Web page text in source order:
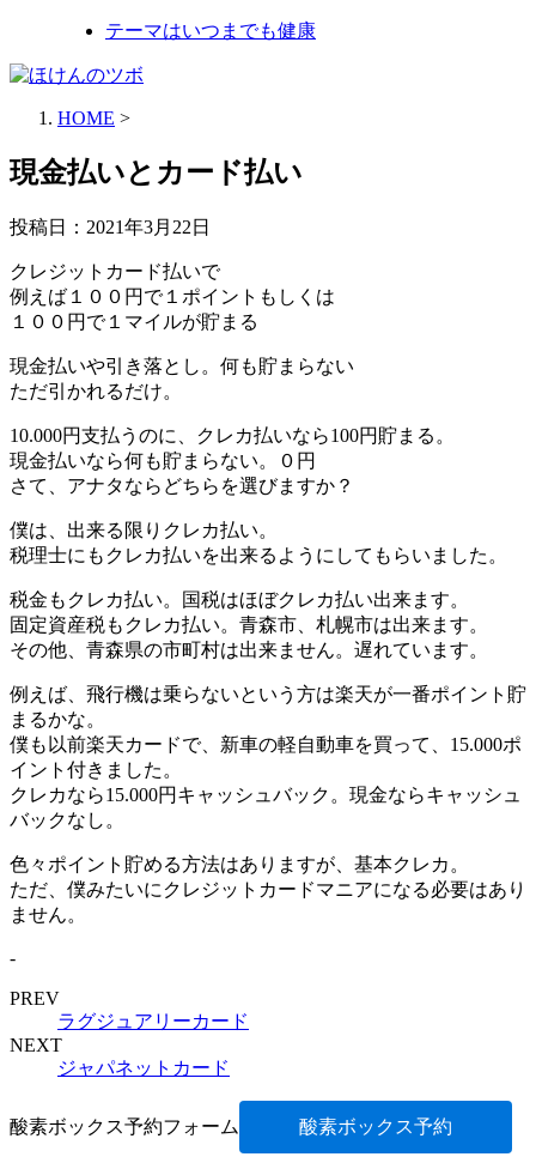
テーマはいつまでも健康
HOME >
現金払いとカード払い
投稿日： 2021年3月22日
クレジットカード払いで
例えば１００円で１ポイントもしくは
１００円で１マイルが貯まる
現金払いや引き落とし。何も貯まらない
ただ引かれるだけ。
10.000円支払うのに、クレカ払いなら100円貯まる。
現金払いなら何も貯まらない。０円
さて、アナタならどちらを選びますか？
僕は、出来る限りクレカ払い。
税理士にもクレカ払いを出来るようにしてもらいました。
税金もクレカ払い。国税はほぼクレカ払い出来ます。
固定資産税もクレカ払い。青森市、札幌市は出来ます。
その他、青森県の市町村は出来ません。遅れています。
例えば、飛行機は乗らないという方は楽天が一番ポイント貯
まるかな。
僕も以前楽天カードで、新車の軽自動車を買って、15.000ポ
イント付きました。
クレカなら15.000円キャッシュバック。現金ならキャッシュ
バックなし。
色々ポイント貯める方法はありますが、基本クレカ。
ただ、僕みたいにクレジットカードマニアになる必要はあり
ません。
-
PREV
ラグジュアリーカード
NEXT
ジャパネットカード
酸素ボックス予約フォーム 酸素ボックス予約